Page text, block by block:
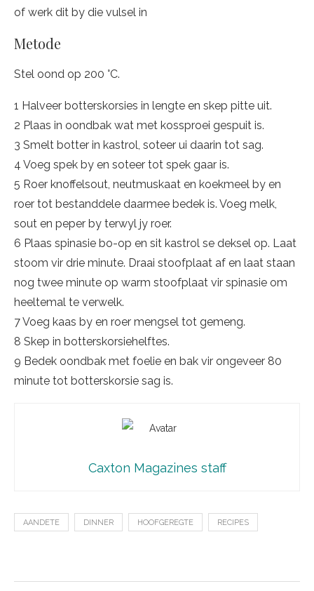
of werk dit by die vulsel in
Metode
Stel oond op 200 °C.
1 Halveer botterskorsies in lengte en skep pitte uit.
2 Plaas in oondbak wat met kossproei gespuit is.
3 Smelt botter in kastrol, soteer ui daarin tot sag.
4 Voeg spek by en soteer tot spek gaar is.
5 Roer knoffelsout, neutmuskaat en koekmeel by en
roer tot bestanddele daarmee bedek is. Voeg melk,
sout en peper by terwyl jy roer.
6 Plaas spinasie bo-op en sit kastrol se deksel op. Laat
stoom vir drie minute. Draai stoofplaat af en laat staan
nog twee minute op warm stoofplaat vir spinasie om
heeltemal te verwelk.
7 Voeg kaas by en roer mengsel tot gemeng.
8 Skep in botterskorsiehelftes.
9 Bedek oondbak met foelie en bak vir ongeveer 80
minute tot botterskorsie sag is.
Caxton Magazines staff
AANDETE DINNER HOOFGEREGTE RECIPES